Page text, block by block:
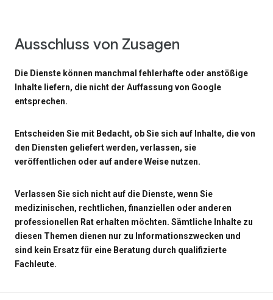
Ausschluss von Zusagen
Die Dienste können manchmal fehlerhafte oder anstößige
Inhalte liefern, die nicht der Auffassung von Google
entsprechen.
Entscheiden Sie mit Bedacht, ob Sie sich auf Inhalte, die von
den Diensten geliefert werden, verlassen, sie
veröffentlichen oder auf andere Weise nutzen.
Verlassen Sie sich nicht auf die Dienste, wenn Sie
medizinischen, rechtlichen, finanziellen oder anderen
professionellen Rat erhalten möchten. Sämtliche Inhalte zu
diesen Themen dienen nur zu Informationszwecken und
sind kein Ersatz für eine Beratung durch qualifizierte
Fachleute.